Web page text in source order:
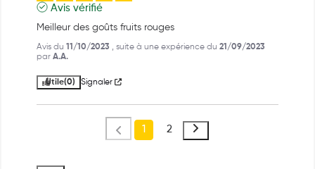
Avis vérifié
Meilleur des goûts fruits rouges
Avis du 11/10/2023 , suite à une expérience du 21/09/2023
par A.A.
Utile(0) Signaler
1 2